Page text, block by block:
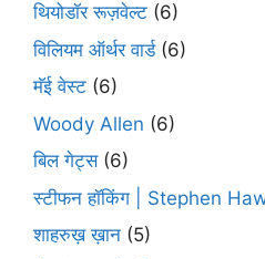
थियोडॉर रूज़वेल्ट (6)
विलियम ऑर्थर वार्ड(6)
मॅई वेस्ट (6)
Woody Allen (6)
बिल गेट्स(6)
स्टीफन हॉकिंग | Stephen
शाहरुख़ ख़ान (5)